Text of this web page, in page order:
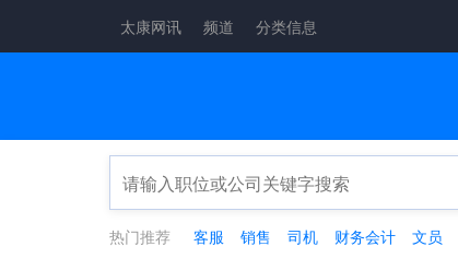
太康网讯 频道 分类信息
热门推荐 客服 销售 司机 财务会计 文员